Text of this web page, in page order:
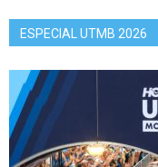
ESPECIAL UTMB 2026